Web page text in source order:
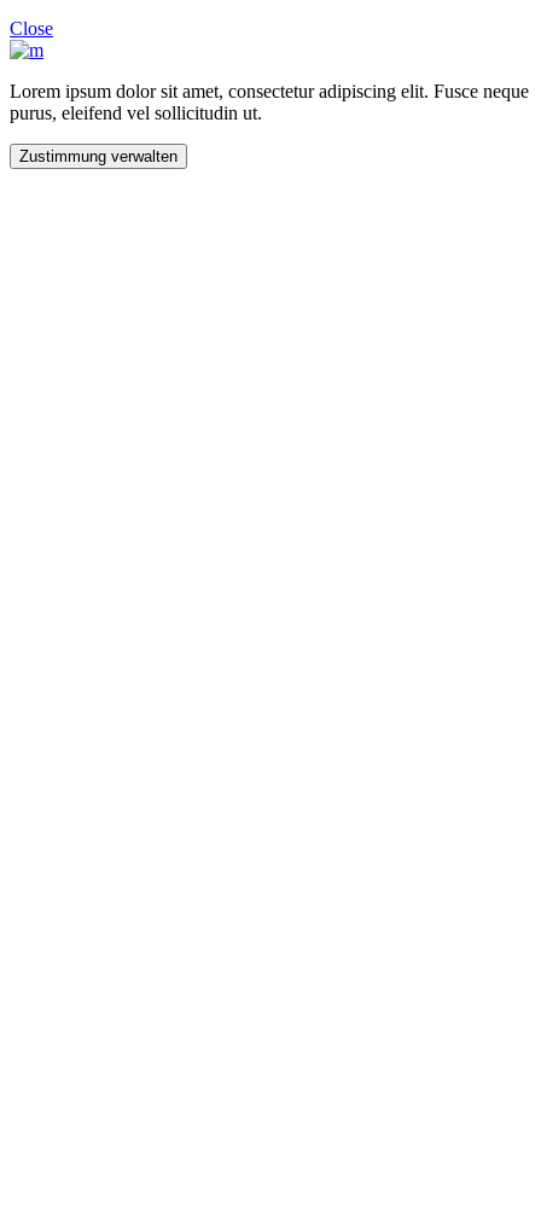
Close
Lorem ipsum dolor sit amet, consectetur adipiscing elit. Fusce neque
purus, eleifend vel sollicitudin ut.
Zustimmung verwalten